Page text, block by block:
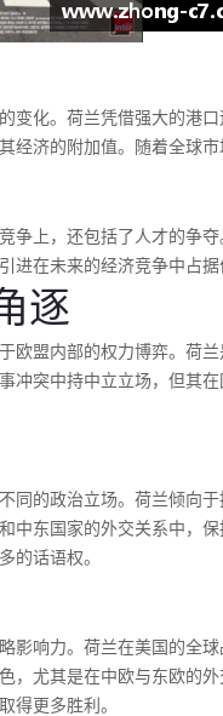
变化。荷兰凭借强大的港
经济的附加值。随着全球
争上，还包括了人才的争
进在未来的经济竞争中占
逐
欧盟内部的权力博弈。荷
冲突中持中立立场，但其
同的政治立场。荷兰倾向
中东国家的外交关系中，
的话语权。
影响力。荷兰在美国的全
，尤其是在中欧与东欧的
得更多胜利。